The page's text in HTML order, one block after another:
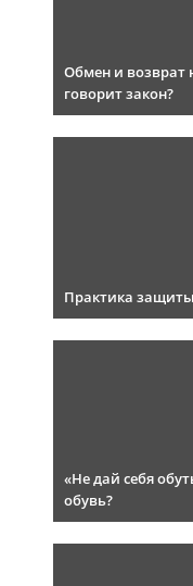
Обмен и возврат
говорит закон?
Практика
«Не дай себя
обувь?